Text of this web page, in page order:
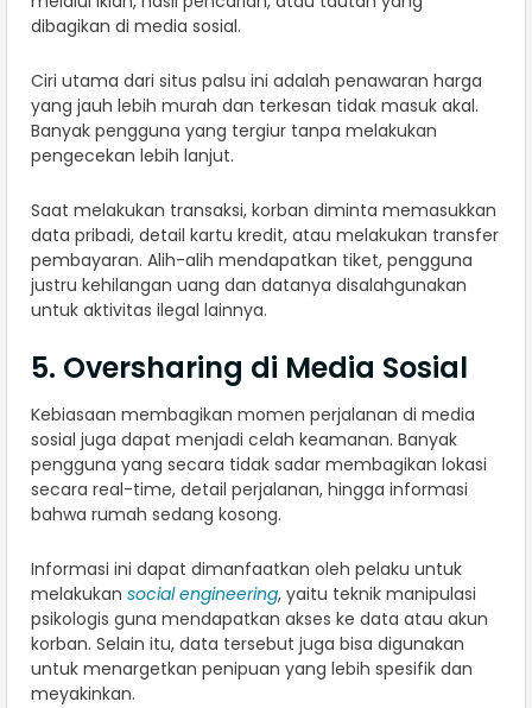
dibagikan di media sosial.
Ciri utama dari situs palsu ini adalah penawaran harga
yang jauh lebih murah dan terkesan tidak masuk akal.
Banyak pengguna yang tergiur tanpa melakukan
pengecekan lebih lanjut.
Saat melakukan transaksi, korban diminta memasukkan
data pribadi, detail kartu kredit, atau melakukan transfer
pembayaran. Alih-alih mendapatkan tiket, pengguna
justru kehilangan uang dan datanya disalahgunakan
untuk aktivitas ilegal lainnya.
5. Oversharing di Media Sosial
Kebiasaan membagikan momen perjalanan di media
sosial juga dapat menjadi celah keamanan. Banyak
pengguna yang secara tidak sadar membagikan lokasi
secara real-time, detail perjalanan, hingga informasi
bahwa rumah sedang kosong.
Informasi ini dapat dimanfaatkan oleh pelaku untuk
melakukan social engineering, yaitu teknik manipulasi
psikologis guna mendapatkan akses ke data atau akun
korban. Selain itu, data tersebut juga bisa digunakan
untuk menargetkan penipuan yang lebih spesifik dan
meyakinkan.